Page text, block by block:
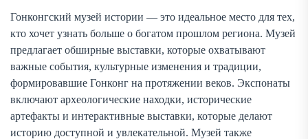
Гонконгский музей истории — это идеальное место для тех,
кто хочет узнать больше о богатом прошлом региона. Музей
предлагает обширные выставки, которые охватывают
важные события, культурные изменения и традиции,
формировавшие Гонконг на протяжении веков. Экспонаты
включают археологические находки, исторические
артефакты и интерактивные выставки, которые делают
историю доступной и увлекательной. Музей также